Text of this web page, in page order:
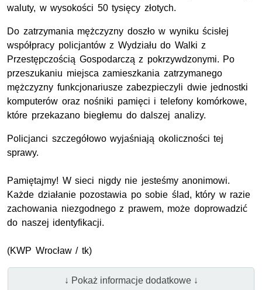
waluty, w wysokości 50 tysięcy złotych.
Do zatrzymania mężczyzny doszło w wyniku ścisłej
współpracy policjantów z Wydziału do Walki z
Przestępczością Gospodarczą z pokrzywdzonymi. Po
przeszukaniu miejsca zamieszkania zatrzymanego
mężczyzny funkcjonariusze zabezpieczyli dwie jednostki
komputerów oraz nośniki pamięci i telefony komórkowe,
które przekazano biegłemu do dalszej analizy.
Policjanci szczegółowo wyjaśniają okoliczności tej
sprawy.
Pamiętajmy! W sieci nigdy nie jesteśmy anonimowi.
Każde działanie pozostawia po sobie ślad, który w razie
zachowania niezgodnego z prawem, może doprowadzić
do naszej identyfikacji.
(KWP Wrocław / tk)
↓ Pokaż informacje dodatkowe ↓